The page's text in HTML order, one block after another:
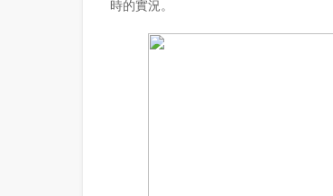
時的實況。